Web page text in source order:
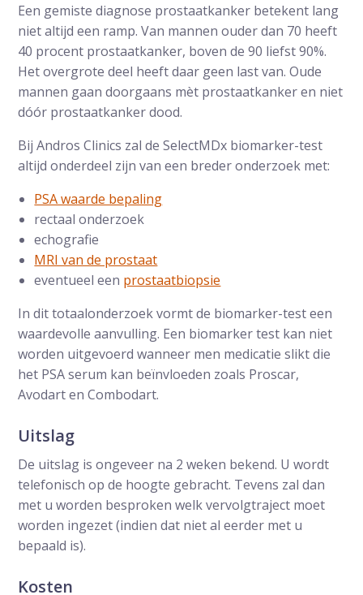
Een gemiste diagnose prostaatkanker betekent lang
niet altijd een ramp. Van mannen ouder dan 70 heeft
40 procent prostaatkanker, boven de 90 liefst 90%.
Het overgrote deel heeft daar geen last van. Oude
mannen gaan doorgaans mèt prostaatkanker en niet
dóór prostaatkanker dood.
Bij Andros Clinics zal de SelectMDx biomarker-test
altijd onderdeel zijn van een breder onderzoek met:
PSA waarde bepaling
rectaal onderzoek
echografie
MRI van de prostaat
eventueel een prostaatbiopsie
In dit totaalonderzoek vormt de biomarker-test een
waardevolle aanvulling. Een biomarker test kan niet
worden uitgevoerd wanneer men medicatie slikt die
het PSA serum kan beïnvloeden zoals Proscar,
Avodart en Combodart.
Uitslag
De uitslag is ongeveer na 2 weken bekend. U wordt
telefonisch op de hoogte gebracht. Tevens zal dan
met u worden besproken welk vervolgtraject moet
worden ingezet (indien dat niet al eerder met u
bepaald is).
Kosten